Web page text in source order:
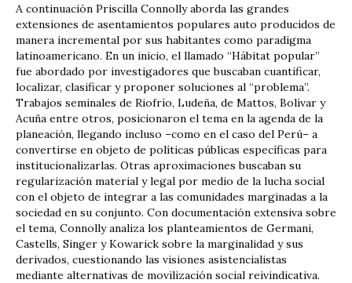
A continuación Priscilla Connolly aborda las grandes
extensiones de asentamientos populares auto producidos de
manera incremental por sus habitantes como paradigma
latinoamericano. En un inicio, el llamado “Hábitat popular”
fue abordado por investigadores que buscaban cuantificar,
localizar, clasificar y proponer soluciones al “problema”.
Trabajos seminales de Riofrío, Ludeña, de Mattos, Bolívar y
Acuña entre otros, posicionaron el tema en la agenda de la
planeación, llegando incluso –como en el caso del Perú– a
convertirse en objeto de políticas públicas específicas para
institucionalizarlas. Otras aproximaciones buscaban su
regularización material y legal por medio de la lucha social
con el objeto de integrar a las comunidades marginadas a la
sociedad en su conjunto. Con documentación extensiva sobre
el tema, Connolly analiza los planteamientos de Germani,
Castells, Singer y Kowarick sobre la marginalidad y sus
derivados, cuestionando las visiones asistencialistas
mediante alternativas de movilización social reivindicativa.